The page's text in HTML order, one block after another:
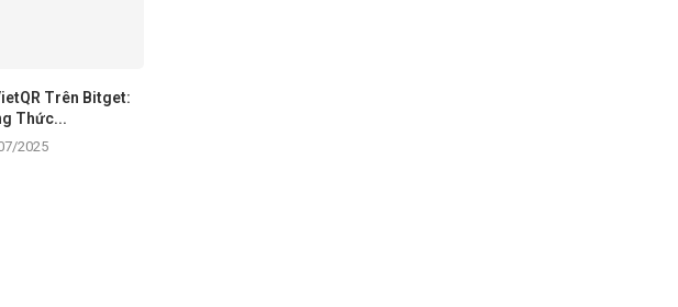
Trên Bitget:
Thức...
2025